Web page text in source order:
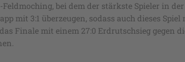
bei dem der stärkste Spieler in der
mit 3:1 überzeugen, sodass auch dieses Spiel
Finale mit einem 27:0 Erdrutschsieg gegen